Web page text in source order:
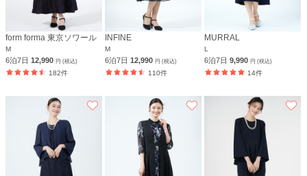
form forma 東京ソワール
M
6泊7日 12,990 円 (税込)
182件
INFINE
M
6泊7日12,990円 (税込)
110件
MURRAL
L
6泊7日9,990円 (税込)
14件